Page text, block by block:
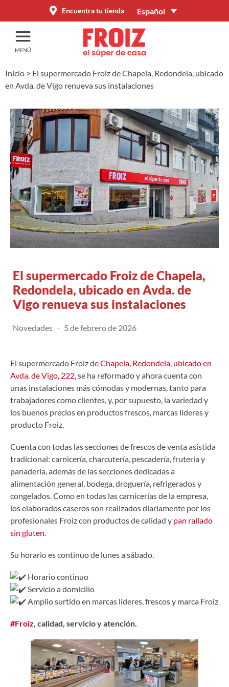
Encuentra tu tienda Español
Inicio > El supermercado Froiz de Chapela, Redondela, ubicado
en Avda. de Vigo renueva sus instalaciones
El supermercado Froiz de Chapela,
Redondela, ubicado en Avda. de
Vigo renueva sus instalaciones
Novedades 5 de febrero de 2026
El supermercado Froiz deChapela, Redondela, ubicado en
Avda. de Vigo, 222,se ha reformado y ahora cuenta con
unas instalaciones más cómodas y modernas, tanto para
trabajadores como clientes, y, por supuesto, la variedad y
los buenos precios en productos frescos, marcas líderes y
producto Froiz.
Cuenta con todas las secciones de frescos de venta asistida
tradicional: carnicería, charcutería, pescadería, frutería y
panadería, además de las secciones dedicadas a
alimentación general, bodega, droguería, refrigerados y
congelados. Como en todas las carnicerías de la empresa,
los elaborados caseros son realizados diariamente por los
profesionales Froiz con productos de calidad y pan rallado
sin gluten.
Su horario es continuo de lunes a sábado.
Horario continuo
Servicio a domicilio
Amplio surtido en marcas líderes, frescos y marca Froiz
#Froiz, calidad, servicio y atención.